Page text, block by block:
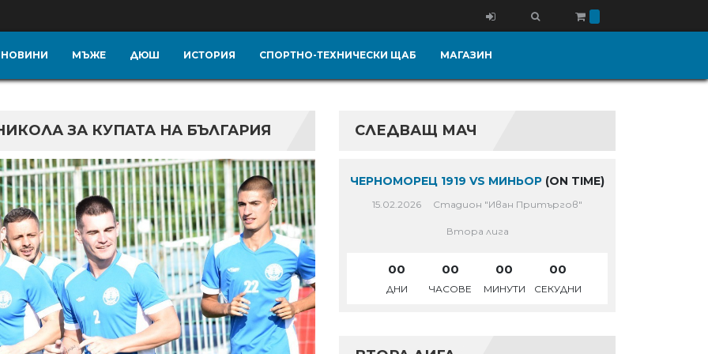
НОВИНИ МЪЖЕ ДЮШ ИСТОРИЯ СПОРТНО-ТЕХНИЧЕСКИ ЩАБ МАГАЗИН
ЗА КУПАТА НА БЪЛГАРИЯ СЛЕДВАЩ МАЧ
ЧЕРНОМОРЕЦ 1919 VS МИНЬОР (ON TIME)
15.02.2026 Стадион "Иван Притъргов"
Втора лига
00
ДНИ
00
ЧАСОВЕ
00
МИНУТИ
00
СЕКУДНИ